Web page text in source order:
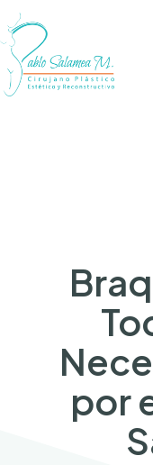
por